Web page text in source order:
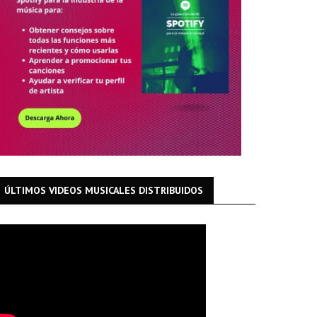
ÚLTIMOS VIDEOS MUSICALES DISTRIBUIDOS